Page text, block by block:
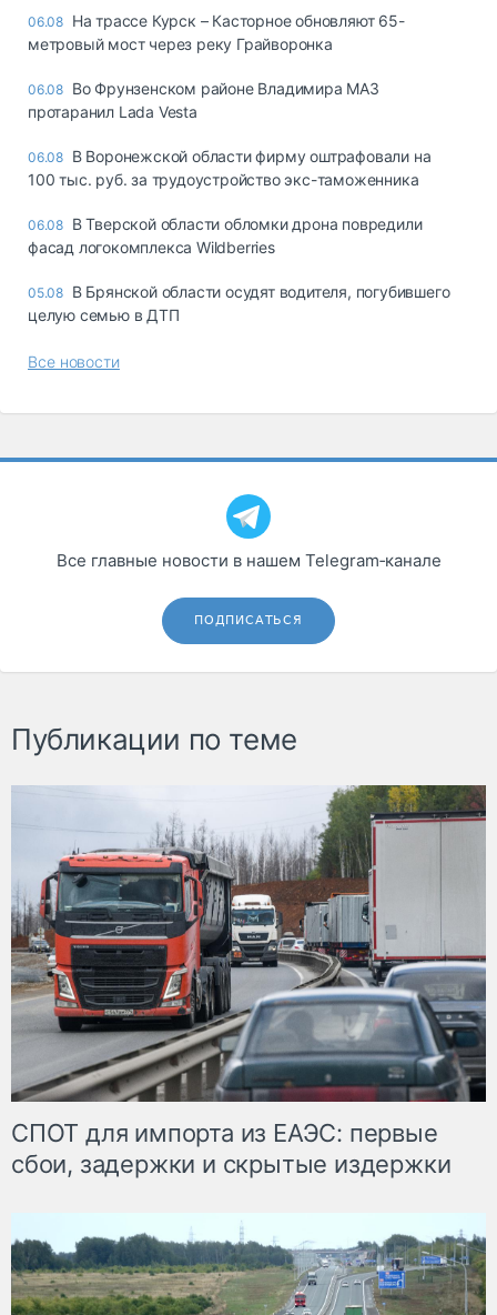
06.08 На трассе Курск – Касторное обновляют 65-
метровый мост через реку Грайворонка
06.08 Во Фрунзенском районе Владимира МАЗ
протаранил Lada Vesta
06.08 В Воронежской области фирму оштрафовали на
100 тыс. руб. за трудоустройство экс-таможенника
06.08 В Тверской области обломки дрона повредили
фасад логокомплекса Wildberries
05.08 В Брянской области осудят водителя, погубившего
целую семью в ДТП
Все новости
Все главные новости в нашем Telegram‑канале
ПОДПИСАТЬСЯ
Публикации по теме
СПОТ для импорта из ЕАЭС: первые
сбои, задержки и скрытые издержки